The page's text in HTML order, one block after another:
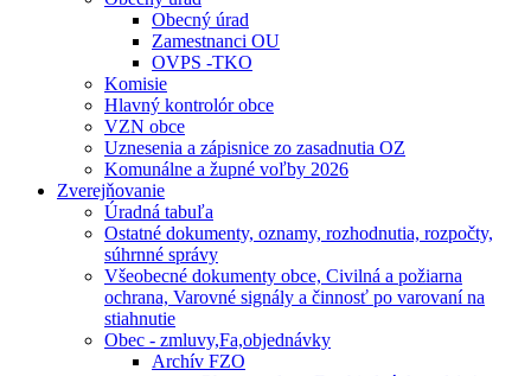
Obecný úrad
Zamestnanci OU
OVPS -TKO
Komisie
Hlavný kontrolór obce
VZN obce
Uznesenia a zápisnice zo zasadnutia OZ
Komunálne a župné voľby 2026
Zverejňovanie
Úradná tabuľa
Ostatné dokumenty, oznamy, rozhodnutia, rozpočty,
súhrnné správy
Všeobecné dokumenty obce, Civilná a požiarna
ochrana, Varovné signály a činnosť po varovaní na
stiahnutie
Obec - zmluvy,Fa,objednávky
Archív FZO